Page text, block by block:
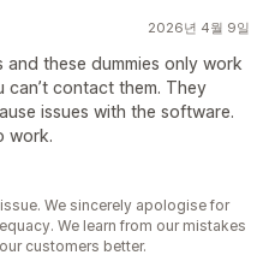
2026년 4월 9일
these dummies only work
contact them. They
issues with the software.
work.
We sincerely apologise for
We learn from our mistakes
customers better.